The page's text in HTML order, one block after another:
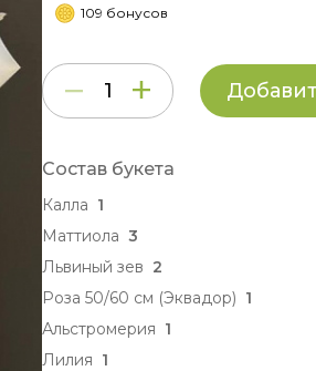
109 бонусов
Состав букета
Калла 1
Маттиола 3
Львиный зев 2
Роза 50/60 см (Эквадор) 1
Альстромерия 1
Лилия 1